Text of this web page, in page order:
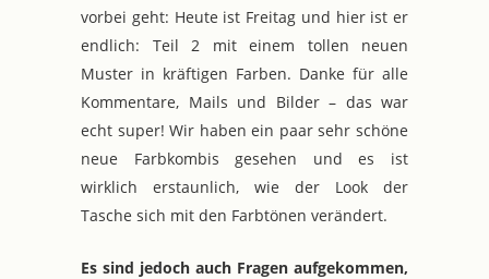
vorbei geht: Heute ist Freitag und hier ist er
endlich: Teil 2 mit einem tollen neuen
Muster in kräftigen Farben. Danke für alle
Kommentare, Mails und Bilder – das war
echt super! Wir haben ein paar sehr schöne
neue Farbkombis gesehen und es ist
wirklich erstaunlich, wie der Look der
Tasche sich mit den Farbtönen verändert.
Es sind jedoch auch Fragen aufgekommen,